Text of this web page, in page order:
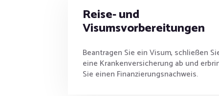
Reise- und
Visumsvorbereitungen
Beantragen Sie ein Visum, schließen
eine Krankenversicherung ab und
Sie einen Finanzierungsnachweis.